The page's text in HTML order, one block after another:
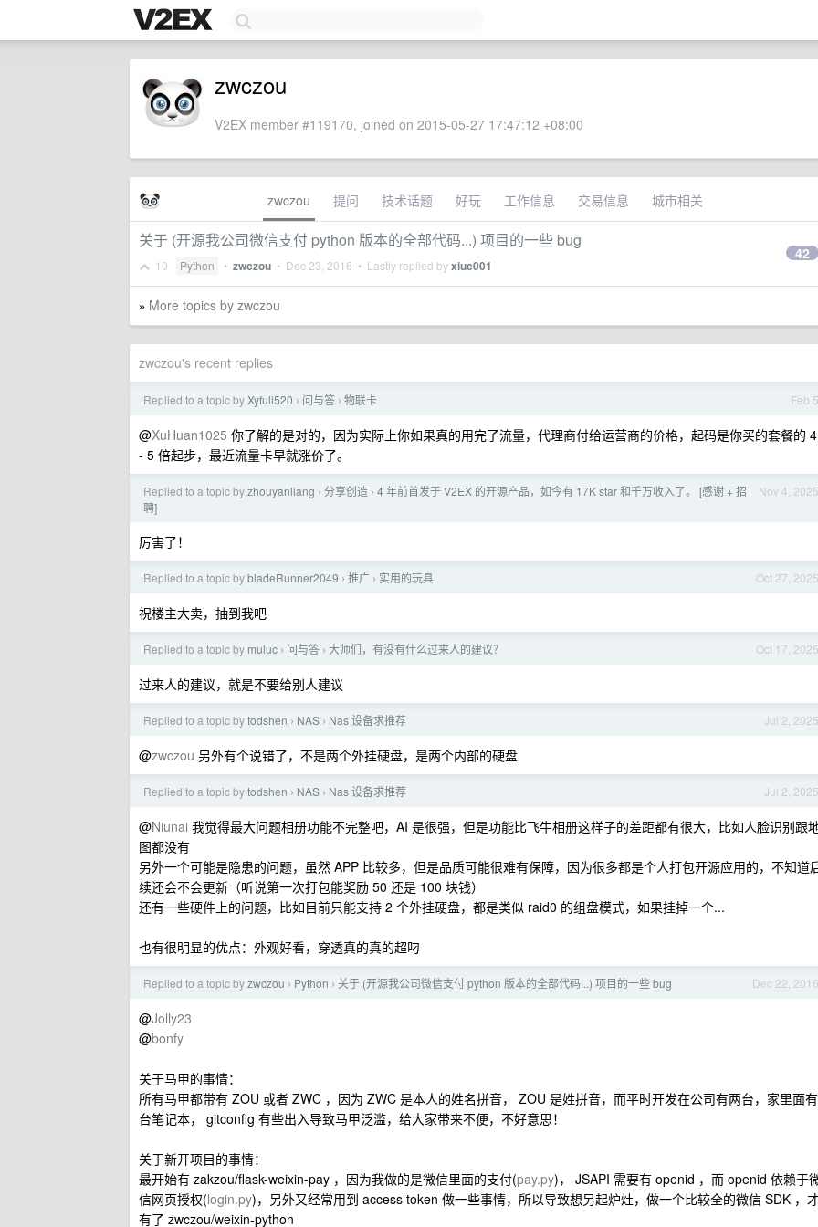
zwczou
V2EX member #119170, joined on 2015-05-27 17:47:12 +08:00
zwczou 提问 技术话题 好玩 工作信息 交易信息 城市相关
关于 (开源我公司微信支付 python 版本的全部代码...) 项目的一些 bug
10 Python • zwczou • Dec 23, 2016 • Lastly replied byxiuc001
42
» More topics by zwczou
zwczou's recent replies
Feb 5
Replied to a topic byXyfuli520 › 问与答 › 物联卡
@XuHuan1025 你了解的是对的，因为实际上你如果真的用完了流量，代理商付给运营商的价格，起码是你买的套餐的 4
- 5 倍起步，最近流量卡早就涨价了。
Nov 4, 2025
Replied to a topic byzhouyanliang › 分享创造 › 4 年前首发于 V2EX 的开源产品，如今有 17K star 和千万收入了。 [感谢 + 招
聘]
厉害了！
Oct 27, 2025
Replied to a topic bybladeRunner2049 › 推广 › 实用的玩具
祝楼主大卖，抽到我吧
Oct 17, 2025
Replied to a topic by muluc › 问与答 › 大师们，有没有什么过来人的建议？
过来人的建议，就是不要给别人建议
Jul 2, 2025
Replied to a topic bytodshen › NAS › Nas 设备求推荐
@zwczou 另外有个说错了，不是两个外挂硬盘，是两个内部的硬盘
Jul 2, 2025
Replied to a topic bytodshen › NAS › Nas 设备求推荐
@Niunai 我觉得最大问题相册功能不完整吧，AI 是很强，但是功能比飞牛相册这样子的差距都有很大，比如人脸识别跟
图都没有
另外一个可能是隐患的问题，虽然 APP 比较多，但是品质可能很难有保障，因为很多都是个人打包开源应用的，不知道
续还会不会更新（听说第一次打包能奖励 50 还是 100 块钱）
还有一些硬件上的问题，比如目前只能支持 2 个外挂硬盘，都是类似 raid0 的组盘模式，如果挂掉一个...
也有很明显的优点：外观好看，穿透真的真的超叼
Dec 22, 2016
Replied to a topic byzwczou › Python › 关于 (开源我公司微信支付 python 版本的全部代码...) 项目的一些 bug
@Jolly23
@bonfy
关于马甲的事情：
所有马甲都带有 ZOU 或者 ZWC ，因为 ZWC 是本人的姓名拼音， ZOU 是姓拼音，而平时开发在公司有两台，家里面有
台笔记本， gitconfig 有些出入导致马甲泛滥，给大家带来不便，不好意思！
关于新开项目的事情：
最开始有 zakzou/flask-weixin-pay ，因为我做的是微信里面的支付(pay.py)， JSAPI 需要有 openid ，而 openid 依赖于
信网页授权(login.py)，另外又经常用到 access token 做一些事情，所以导致想另起炉灶，做一个比较全的微信 SDK ，
有了 zwczou/weixin-python